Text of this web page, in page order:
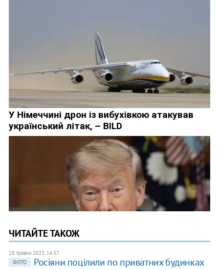
ЧИТАЙТЕ ТАКОЖ
28 травня 2023, 14:57
ФОТО
Росіяни поцілили по приватних будинках